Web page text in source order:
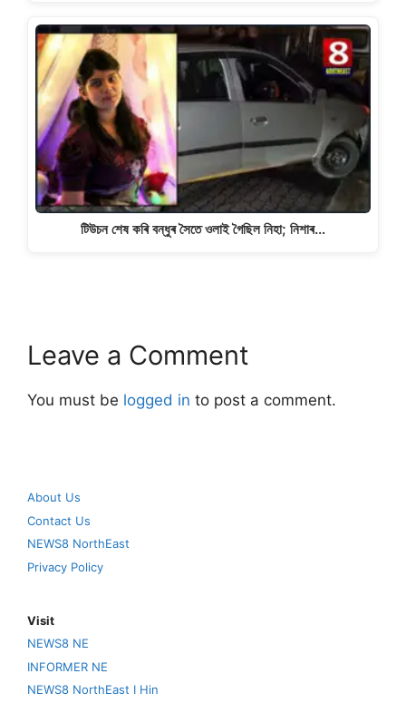
টিউচন শেষ কৰি বন্ধুৰ সৈতে ওলাই গৈছিল নিহা; নিশাৰ…
Leave a Comment
You must be logged in to post a comment.
About Us
Contact Us
NEWS8 NorthEast
Privacy Policy
Visit
NEWS8 NE
INFORMER NE
NEWS8 NorthEast I Hin